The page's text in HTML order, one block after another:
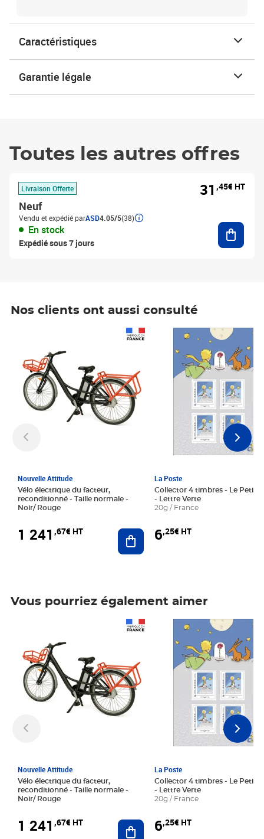
Caractéristiques
Garantie légale
Toutes les autres offres
Livraison Offerte
Neuf
Vendu et expédié parASD4.05/5(38)
En stock
Expédié sous 7 jours
31 ,45€ HT
Nos clients ont aussi consulté
Nouvelle Attitude
Vélo électrique du facteur,
reconditionné - Taille normale -
Noir/ Rouge
1 241 ,67€ HT Ajouter au panier
La Poste
Collector 4 timbres - Le Petit
- Lettre Verte
20g / France
6,25€ HT
Prix 6,25€ HT
Vous pourriez également aimer
Nouvelle Attitude
Vélo électrique du facteur,
reconditionné - Taille normale -
Noir/ Rouge
1 241 ,67€ HT Ajouter au panier
La Poste
Collector 4 timbres - Le Petit
- Lettre Verte
20g / France
6,25€ HT
Prix 6,25€ HT